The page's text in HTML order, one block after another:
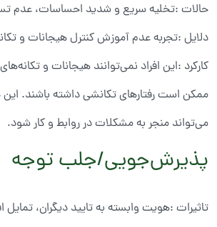
حالات :تخلیه سریع و شدید احساسات، عدم
دلایل :تجربه عدم آموزش کنترل هیجانات و
کارکرد :این افراد نمی‌توانند هیجانات و
ممکن است رفتارهای تکانشی داشته باشند.
می‌تواند منجر به مشکلات در روابط و کار شود.
پذیرش‌جویی/جلب توجه
تاثیرات :هویت وابسته به تایید دیگران، تمایل